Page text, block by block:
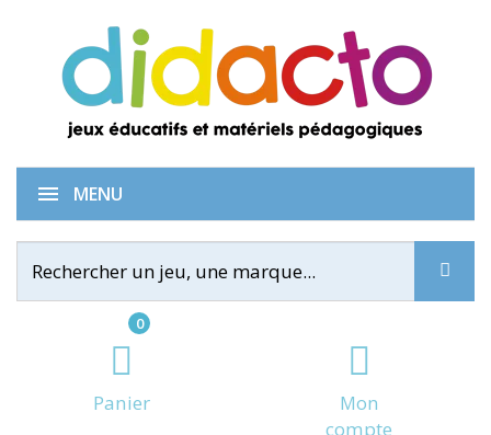
0
Panier
Mon
compte
MENU
Rouleau gommettes rouge